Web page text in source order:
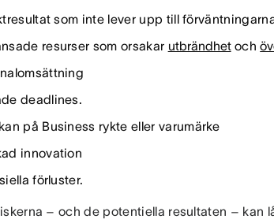
som inte lever upp till
resurser som orsakar utbrändhetoch
deadlines.
på Business rykte eller varumärke
innovation
förluster.
– och de potentiella resultaten – kan